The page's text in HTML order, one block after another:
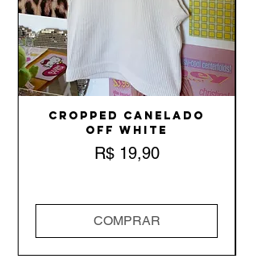
Cropped Canelado
Off White
Preço
R$ 19,90
COMPRAR